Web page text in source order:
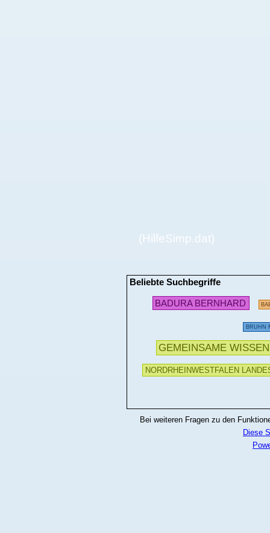
(HilfeSimp.dat)
Beliebte Suchbegriffe
BADURA BERNHARD
BRUHN
GEMEINSAME
NORDRHEINWESTFALEN
Bei weiteren Fragen zu den
Diese